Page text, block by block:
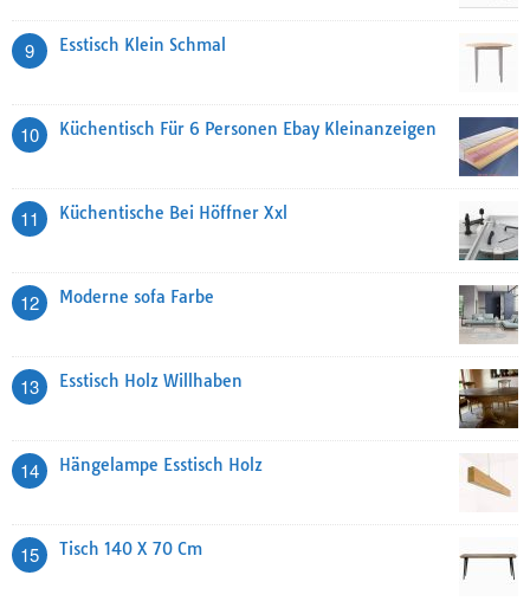
9 Esstisch Klein Schmal
10 Küchentisch Für 6 Personen Ebay Kleinanzeigen
11 Küchentische Bei Höffner Xxl
12 Moderne sofa Farbe
13 Esstisch Holz Willhaben
14 Hängelampe Esstisch Holz
15 Tisch 140 X 70 Cm